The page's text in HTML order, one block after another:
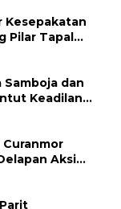
Kesepakatan
Pilar Tapal
Samboja dan
Keadilan
Adil
Aksi